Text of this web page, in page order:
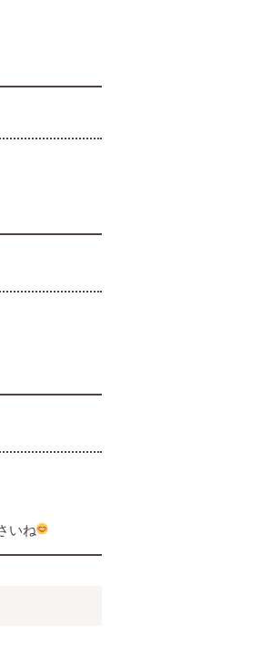
いね